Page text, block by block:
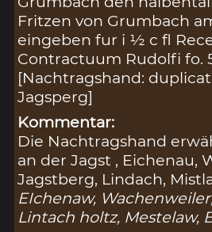
Fritzen von Grumbach
eingeben fur i ½ c fl
Contractuum Rudolfi fo.
[Nachtragshand: duplicat
Jagsperg]
Kommentar:
Die Nachtragshand
an der Jagst , Eichenau,
Jagstberg, Lindach,
EIchenaw,
Lintach holtz, Mestelaw,